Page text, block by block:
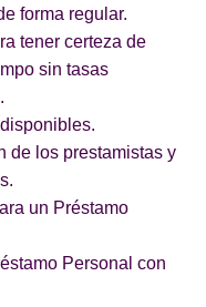
forma regular.
tener certeza de
sin tasas
de los prestamistas y
un Préstamo
Personal con